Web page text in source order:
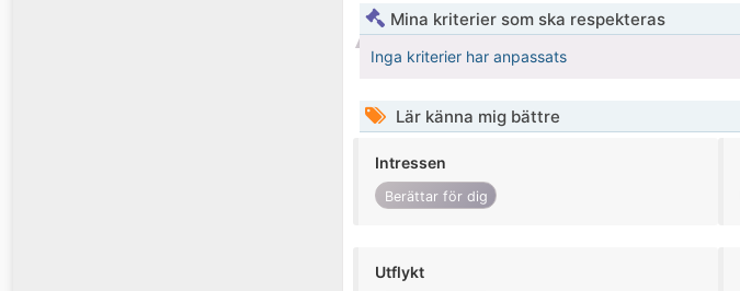
Mina kriterier som ska respekteras
Inga kriterier har anpassats
Lär känna mig bättre
Intressen
Berättar för dig
Utflykt